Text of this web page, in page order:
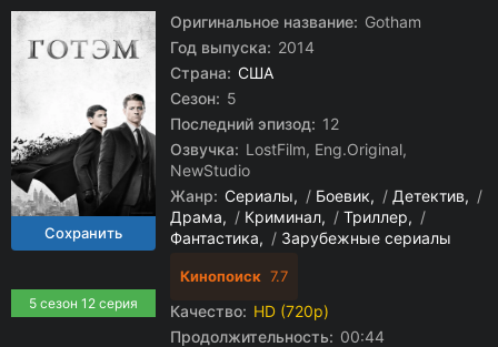
5 сезон 12 серия
Оригинальное название: Gotham
Год выпуска: 2014
Страна: США
Сезон: 5
Последний эпизод: 12
Озвучка: LostFilm, Eng.Original,
NewStudio
Жанр: Сериалы / Боевик / Детектив
/
Драма
/ Криминал / Триллер
/
Фантастика
/ Зарубежные сериалы
Кинопоиск 7.7
Качество: HD (720p)
Продолжительность: 00:44